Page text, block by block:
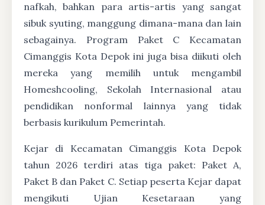
nafkah, bahkan para artis-artis yang sangat
sibuk syuting, manggung dimana-mana dan lain
sebagainya. Program Paket C Kecamatan
Cimanggis Kota Depok ini juga bisa diikuti oleh
mereka yang memilih untuk mengambil
Homeshcooling, Sekolah Internasional atau
pendidikan nonformal lainnya yang tidak
berbasis kurikulum Pemerintah.
Kejar di Kecamatan Cimanggis Kota Depok
tahun 2026 terdiri atas tiga paket: Paket A,
Paket B dan Paket C. Setiap peserta Kejar dapat
mengikuti Ujian Kesetaraan yang